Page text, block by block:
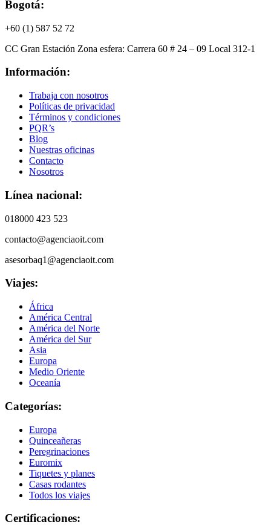
Bogotá:
+60 (1) 587 52 72
CC Gran Estación Zona esfera: Carrera 60 # 24 – 09 Local 312-1
Información:
Trabaja con nosotros
Políticas de privacidad
Términos y condiciones
PQR’s
Blog
Nuestras oficinas
Contacto
Nosotros
Línea nacional:
018000 423 523
contacto@agenciaoit.com
asesorbaq1@agenciaoit.com
Viajes:
África
América Central
América del Norte
América del Sur
Asia
Europa
Medio Oriente
Oceanía
Categorías:
Europa
Quinceañeras
Peregrinaciones
Euromix
Tiquetes y planes
Casas rodantes
Todos los viajes
Certificaciones: